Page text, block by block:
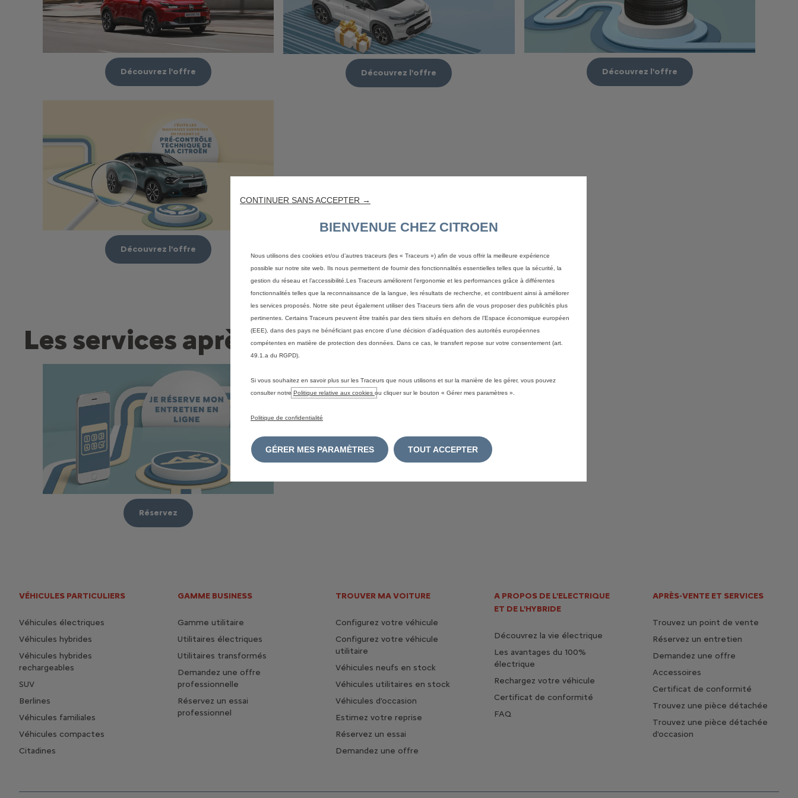
Découvrez l'offre
Découvrez l'offre
Découvrez l'offre Découvrez l'offre
Les services après-vente Citroën
Réservez
VÉHICULES PARTICULIERS
Véhicules électriques
Véhicules hybrides
Véhicules hybrides
rechargeables
SUV
Berlines
Véhicules familiales
Véhicules compactes
Citadines
GAMME BUSINESS
Gamme utilitaire
Utilitaires électriques
Utilitaires transformés
Demandez une offre
professionnelle
Réservez un essai
professionnel
TROUVER MA VOITURE
Configurez votre véhicule
Configurez votre véhicule
utilitaire
Véhicules neufs en stock
Véhicules utilitaires en stock
Véhicules d'occasion
Estimez votre reprise
Réservez un essai
Demandez une offre
A PROPOS DE L'ELECTRIQUE
ET DE L'HYBRIDE
Découvrez la vie électrique
Les avantages du 100%
électrique
Rechargez votre véhicule
Certificat de conformité
FAQ
APRÈS-VENTE ET SERVICES
Trouvez un point de vente
Réservez un entretien
Demandez une offre
Accessoires
Certificat de conformité
Trouvez une pièce détachée
Trouvez une pièce détachée
d'occasion
CONTINUER SANS ACCEPTER →
BIENVENUE CHEZ CITROEN
Nous utilisons des cookies et/ou d’autres traceurs (les « Traceurs ») afin de vous offrir la meilleure expérience
possible sur notre site web. Ils nous permettent de fournir des fonctionnalités essentielles telles que la sécurité, la
gestion du réseau et l’accessibilité.Les Traceurs améliorent l’ergonomie et les performances grâce à différentes
fonctionnalités telles que la reconnaissance de la langue, les résultats de recherche, et contribuent ainsi à améliorer
les services proposés. Notre site peut également utiliser des Traceurs tiers afin de vous proposer des publicités plus
pertinentes. Certains Traceurs peuvent être traités par des tiers situés en dehors de l’Espace économique européen
(EEE), dans des pays ne bénéficiant pas encore d’une décision d’adéquation des autorités européennes
compétentes en matière de protection des données. Dans ce cas, le transfert repose sur votre consentement (art.
49.1.a du RGPD).
Si vous souhaitez en savoir plus sur les Traceurs que nous utilisons et sur la manière de les gérer, vous pouvez
consulter notre Politique relative aux cookies ou cliquer sur le bouton « Gérer mes paramètres ».
Politique de confidentialité
GÉRER MES PARAMÈTRES TOUT ACCEPTER